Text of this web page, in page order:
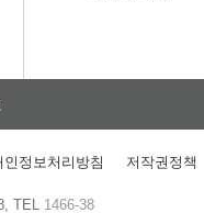
정보처리방침 저작권정책
TEL 1466-38